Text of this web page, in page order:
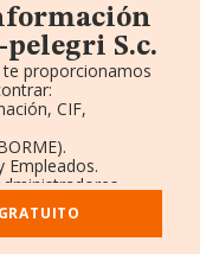
S.c.
proporcionamos
CIF,
Empleados.
en otras empresas.